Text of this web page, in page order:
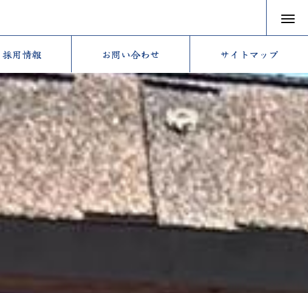
採用情報 お問い合わせ サイトマップ